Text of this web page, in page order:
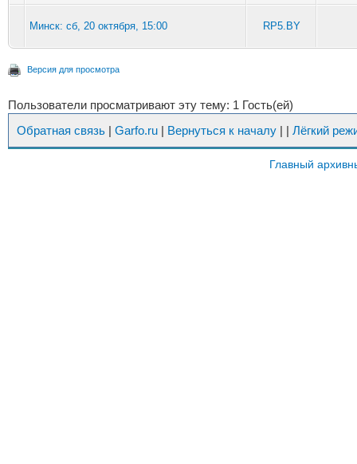
Минск: сб, 20 октября, 15:00 RP5.BY
Версия для просмотра
Пользователи просматривают эту тему: 1 Гость(ей)
Обратная связь | Garfo.ru | Вернуться к началу | | Лёгкий
Главный